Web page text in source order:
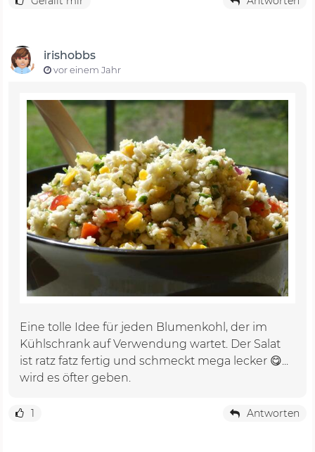
irishobbs
vor einem Jahr
Eine tolle Idee für jeden Blumenkohl, der im
Kühlschrank auf Verwendung wartet. Der Salat
ist ratz fatz fertig und schmeckt mega lecker 😋...
wird es öfter geben.
1 Antworten